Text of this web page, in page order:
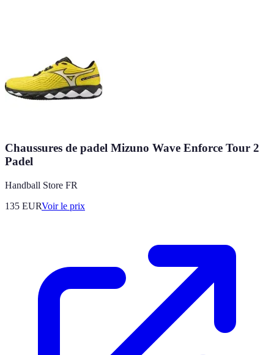
Chaussures de padel Mizuno Wave Enforce Tour 2
Padel
Handball Store FR
135 EURVoir le prix